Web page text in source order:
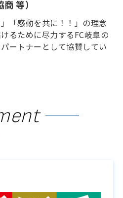
等）
「感動を共に！！」の理念
るために尽力するFC岐阜の
ートナーとして協賛してい